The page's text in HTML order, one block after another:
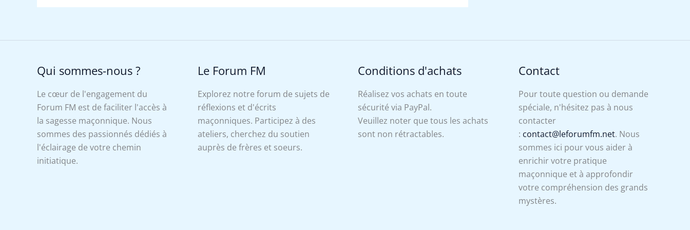
Qui sommes-nous ?
Le cœur de l'engagement du
Forum FM est de faciliter l'accès à
la sagesse maçonnique. Nous
sommes des passionnés dédiés à
l'éclairage de votre chemin
initiatique.
Le Forum FM
Explorez notre forum de sujets de
réflexions et d'écrits
maçonniques. Participez à des
ateliers, cherchez du soutien
auprès de frères et soeurs.
Conditions d'achats
Réalisez vos achats en toute
sécurité via PayPal.
Veuillez noter que tous les achats
sont non rétractables.
Contact
Pour toute question ou demande
spéciale, n'hésitez pas à nous
contacter
: contact@leforumfm.net. Nous
sommes ici pour vous aider à
enrichir votre pratique
maçonnique et à approfondir
votre compréhension des grands
mystères.